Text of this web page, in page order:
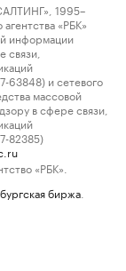
1995–
«РБК»
информации
связи,
63848) и сетевого
массовой
в сфере связи,
82385)
«РБК».
биржа